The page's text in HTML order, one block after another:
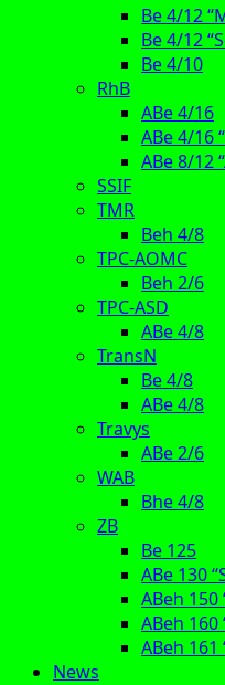
Be 4/12
Be 4/12
Be 4/10
RhB
ABe 4/16
ABe 4/16
ABe 8/12
SSIF
TMR
Beh 4/8
TPC-AOMC
Beh 2/6
TPC-ASD
ABe 4/8
TransN
Be 4/8
ABe 4/8
Travys
ABe 2/6
WAB
Bhe 4/8
ZB
Be 125
ABe 130
ABeh 150
ABeh 160
ABeh 161
News